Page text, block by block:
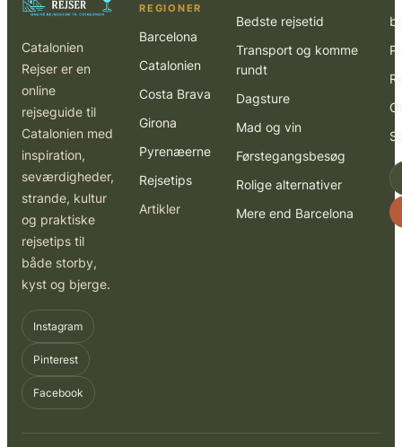
Catalonien
Rejser er en
online
rejseguide til
Catalonien med
inspiration,
seværdigheder,
strande, kultur
og praktiske
rejsetips til
både storby,
kyst og bjerge.
Instagram
Pinterest
Facebook
REGIONER
Barcelona
Catalonien
Costa Brava
Girona
Pyrenæerne
Rejsetips
Artikler
Bedste rejsetid
Transport og komme
rundt
Dagsture
Mad og vin
Førstegangsbesøg
Rolige alternativer
Mere end Barcelona